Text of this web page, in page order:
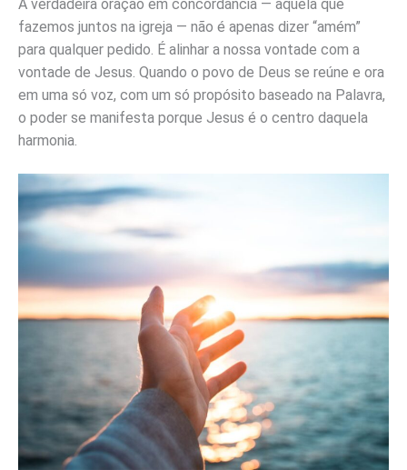
A verdadeira oração em concordância — aquela que
fazemos juntos na igreja — não é apenas dizer “amém”
para qualquer pedido. É alinhar a nossa vontade com a
vontade de Jesus. Quando o povo de Deus se reúne e ora
em uma só voz, com um só propósito baseado na Palavra,
o poder se manifesta porque Jesus é o centro daquela
harmonia.